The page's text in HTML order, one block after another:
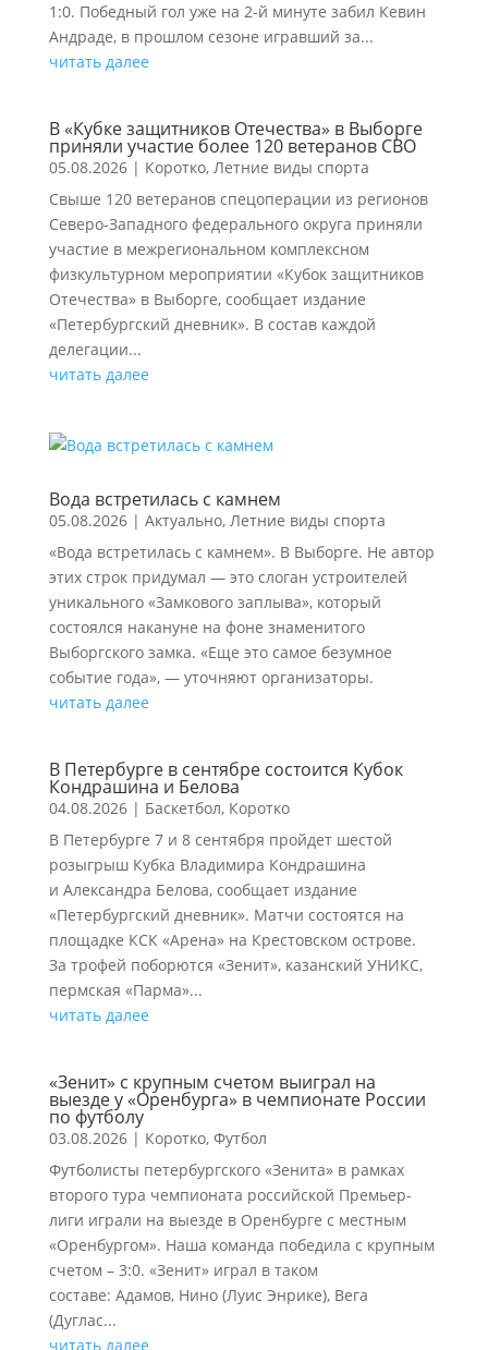
1:0. Победный гол уже на 2-й минуте забил Кевин
Андраде, в прошлом сезоне игравший за...
читать далее
В «Кубке защитников Отечества» в Выборге
приняли участие более 120 ветеранов СВО
05.08.2026| Коротко, Летние виды спорта
Свыше 120 ветеранов спецоперации из регионов
Северо-Западного федерального округа приняли
участие в межрегиональном комплексном
физкультурном мероприятии «Кубок защитников
Отечества» в Выборге, сообщает издание
«Петербургский дневник». В состав каждой
делегации...
читать далее
Вода встретилась с камнем
05.08.2026| Актуально, Летние виды спорта
«Вода встретилась с камнем». В Выборге. Не автор
этих строк придумал — это слоган устроителей
уникального «Замкового заплыва», который
состоялся накануне на фоне знаменитого
Выборгского замка. «Еще это самое безумное
событие года», — уточняют организаторы.
читать далее
В Петербурге в сентябре состоится Кубок
Кондрашина и Белова
04.08.2026| Баскетбол, Коротко
В Петербурге 7 и 8 сентября пройдет шестой
розыгрыш Кубка Владимира Кондрашина
и Александра Белова, сообщает издание
«Петербургский дневник». Матчи состоятся на
площадке КСК «Арена» на Крестовском острове.
За трофей поборются «Зенит», казанский УНИКС,
пермская «Парма»...
читать далее
«Зенит» с крупным счетом выиграл на
выезде у «Оренбурга» в чемпионате России
по футболу
03.08.2026| Коротко, Футбол
Футболисты петербургского «Зенита» в рамках
второго тура чемпионата российской Премьер-
лиги играли на выезде в Оренбурге с местным
«Оренбургом». Наша команда победила с крупным
счетом – 3:0. «Зенит» играл в таком
составе: Адамов, Нино (Луис Энрике), Вега
(Дуглас...
читать далее